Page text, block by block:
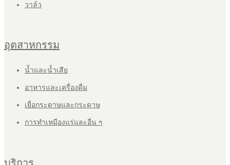
วาล์ว
อุตสาหกรรม
น้ำและน้ำเสีย
อาหารและเครื่องดื่ม
เยื่อกระดาษและกระดาษ
การทำเหมืองแร่และอื่น ๆ